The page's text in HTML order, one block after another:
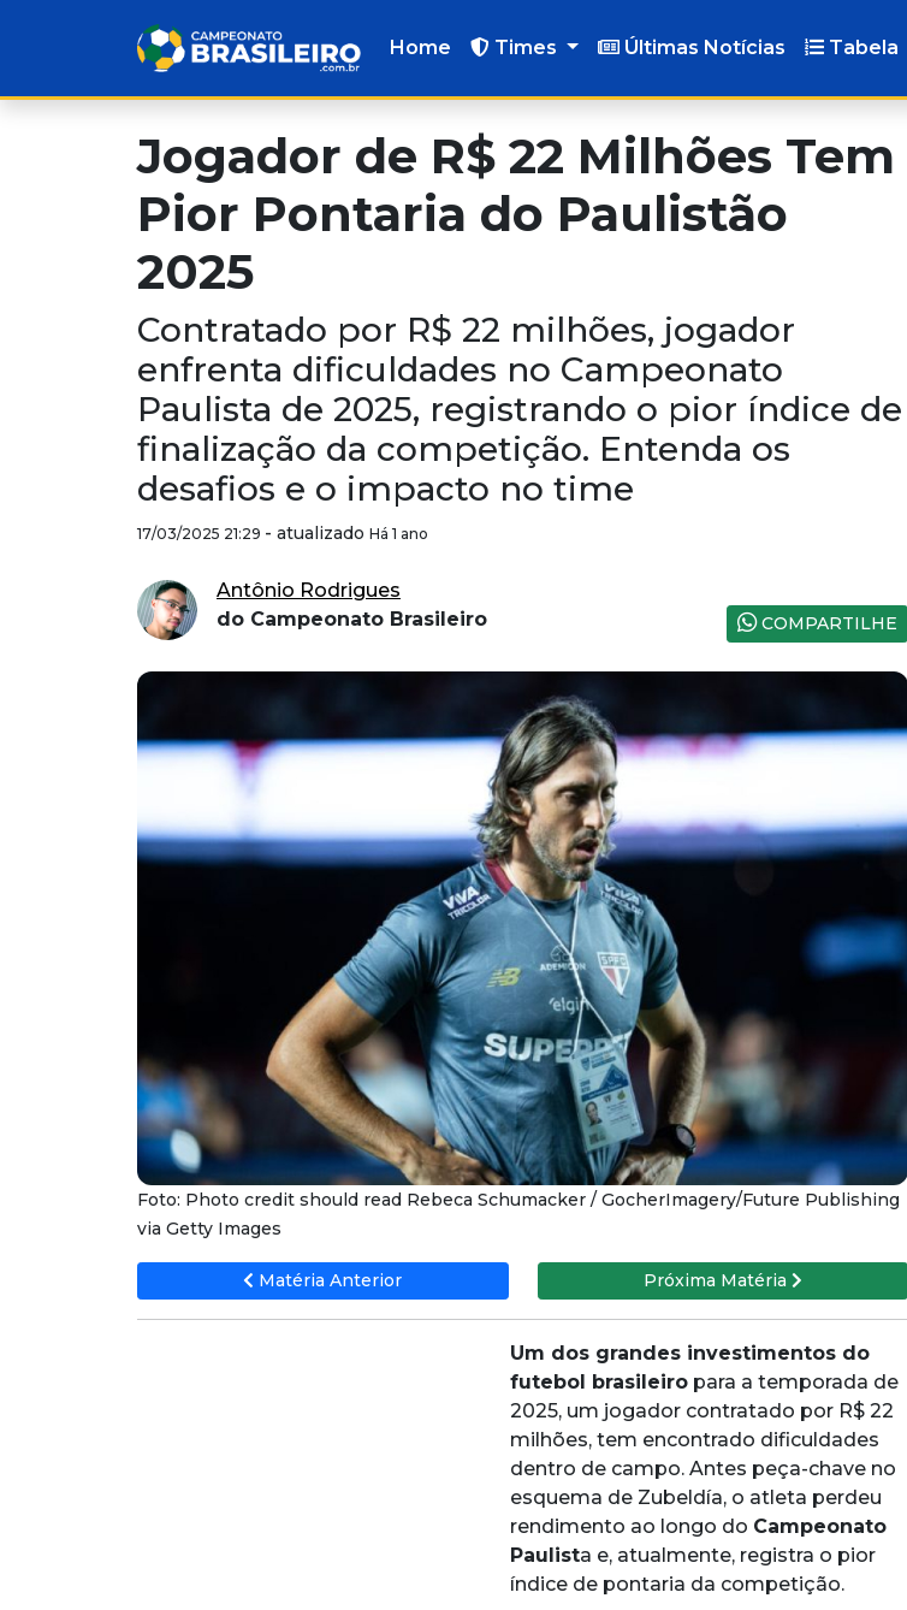
Home Times Últimas Notícias Tabela
Jogador de R$ 22 Milhões Tem
Pior Pontaria do Paulistão
2025
Contratado por R$ 22 milhões, jogador
enfrenta dificuldades no Campeonato
Paulista de 2025, registrando o pior índice de
finalização da competição. Entenda os
desafios e o impacto no time
17/03/2025 21:29 - atualizado Há 1 ano
Antônio Rodrigues
do Campeonato Brasileiro
COMPARTILHE
Foto: Photo credit should read Rebeca Schumacker / GocherImagery/Future Publishing
via Getty Images
Matéria Anterior Próxima Matéria
Um dos grandes investimentos do
futebol brasileiro para a temporada de
2025, um jogador contratado por R$ 22
milhões, tem encontrado dificuldades
dentro de campo. Antes peça-chave no
esquema de Zubeldía, o atleta perdeu
rendimento ao longo do Campeonato
Paulista e, atualmente, registra o pior
índice de pontaria da competição.